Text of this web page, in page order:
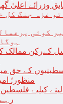
وزرائے اعلیٰ
غزہ جنگ کل
کوئی
کےرکن ممالک
منظور؛
کیلیے فلسطین
رہے